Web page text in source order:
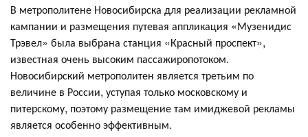
В метрополитене Новосибирска для реализации рекламной
кампании и размещения путевая аппликация «Музенидис
Трэвел» была выбрана станция «Красный проспект»,
известная очень высоким пассажиропотоком.
Новосибирский метрополитен является третьим по
величине в России, уступая только московскому и
питерскому, поэтому размещение там имиджевой рекламы
является особенно эффективным.